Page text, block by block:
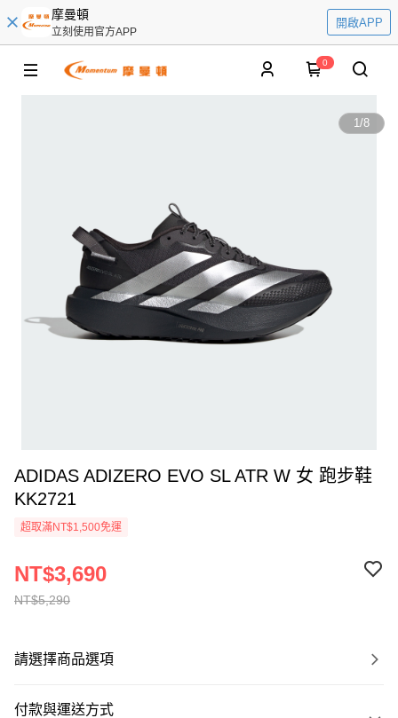
摩曼頓
立刻使用官方APP
開啟APP
0
1/8
ADIDAS ADIZERO EVO SL ATR W 女 跑步鞋
KK2721
超取滿NT$1,500免運
NT$5,290
NT$3,690
請選擇商品選項
付款與運送方式